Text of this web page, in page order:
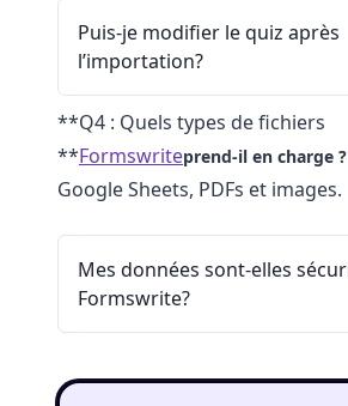
Puis-je modifier le quiz après
l’importation?
**Q4 : Quels types de fichiers
**Formswriteprend-il en charge ?
Google Sheets, PDFs et images.
Mes données sont-elles
Formswrite?